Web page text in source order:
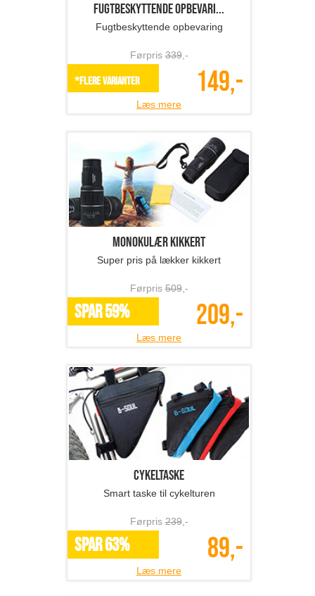
Fugtbeskyttende opbevari...
Fugtbeskyttende opbevaring
Førpris339,-
*Flere varianter 149,-
Læs mere
Monokulær kikkert
Super pris på lækker kikkert
Førpris509,-
SPAR 59% 209,-
Læs mere
Cykeltaske
Smart taske til cykelturen
Førpris239,-
SPAR 63% 89,-
Læs mere